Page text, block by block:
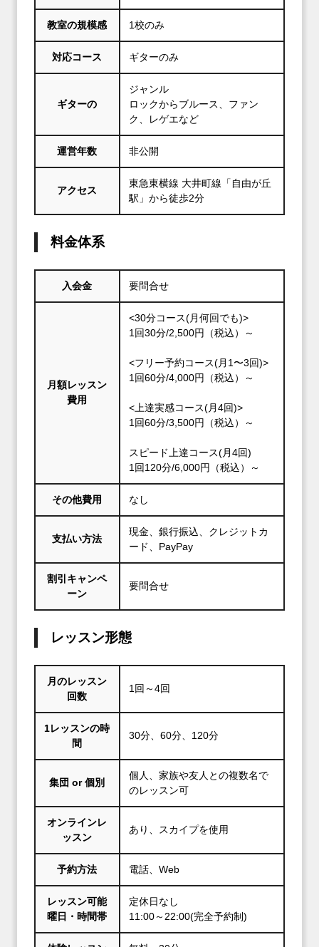
教室の規模感 1校のみ
対応コース ギターのみ
ギターの
ジャンル
ロックからブルース、ファン
ク、レゲエなど
運営年数 非公開
アクセス
東急東横線 大井町線「自由が丘
駅」から徒歩2分
料金体系
入会金 要問合せ
月額レッスン
費用
<30分コース(月何回でも)>
1回30分/2,500円（税込）～
<フリー予約コース(月1〜3回)>
1回60分/4,000円（税込）～
<上達実感コース(月4回)>
1回60分/3,500円（税込）～
スピード上達コース(月4回)
1回120分/6,000円（税込）～
その他費用 なし
支払い方法
現金、銀行振込、クレジットカ
ード、PayPay
割引キャンペ
ーン
要問合せ
レッスン形態
月のレッスン
回数
1回～4回
1レッスンの時
間
30分、60分、120分
集団 or 個別
個人、家族や友人との複数名で
のレッスン可
オンラインレ
ッスン
あり、スカイプを使用
予約方法 電話、Web
レッスン可能
曜日・時間帯
定休日なし
11:00～22:00(完全予約制)